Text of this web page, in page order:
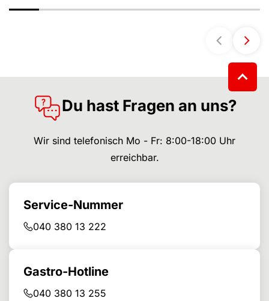
Du hast Fragen an uns?
Wir sind telefonisch Mo - Fr: 8:00-18:00 Uhr
erreichbar.
Service-Nummer
040 380 13 222
Gastro-Hotline
040 380 13 255